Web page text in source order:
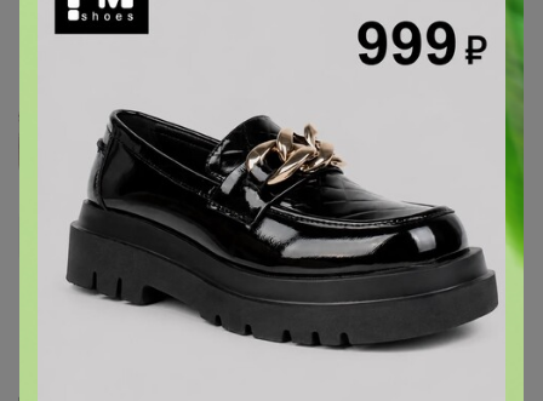
Члены клуба
Лучиана
Виртуоз СП
33